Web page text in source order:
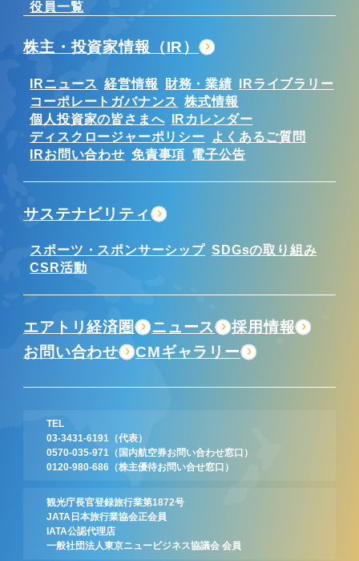
TEL
03-3431-6191
（代表）
0570-035-971
（国内航空券お問い合わせ窓口）
0120-980-686 （株主優待お問い合せ窓口）
観光庁長官登録旅行業第1872号
JATA日本旅行業協会正会員
IATA公認代理店
一般社団法人東京ニュービジネス協議会 会員
役員一覧
株主・投資家情報（IR）
IRニュース 経営情報 財務・業績 IRライブラリー
コーポレートガバナンス 株式情報
個人投資家の皆さまへ IRカレンダー
ディスクロージャーポリシー
よくあるご質問
IRお問い合わせ 免責事項 電子公告
サステナビリティ
スポーツ・スポンサーシップ SDGsの取り組み
CSR活動
エアトリ経済圏 ニュース
採用情報
お問い合わせ
CMギャラリー